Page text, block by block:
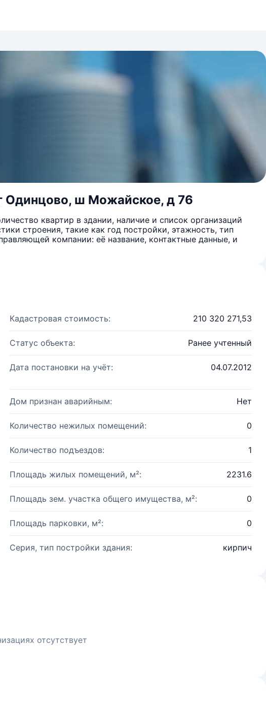
Одинцово, ш Можайское, д 76
квартир в здании, наличие и список организаций
строения, такие как год постройки, этажность, тип
компании: её название, контактные данные, и
Кадастровая стоимость: 210 320 271,53
Статус объекта: Ранее учтенный
Дата постановки на учёт: 04.07.2012
Дом признан аварийным: Нет
Количество нежилых помещений: 0
Количество подъездов: 1
Площадь жилых помещений, м²: 2231.6
Площадь зем. участка общего имущества, м²: 0
Площадь парковки, м²: 0
Серия, тип постройки здания: кирпич
отсутствует